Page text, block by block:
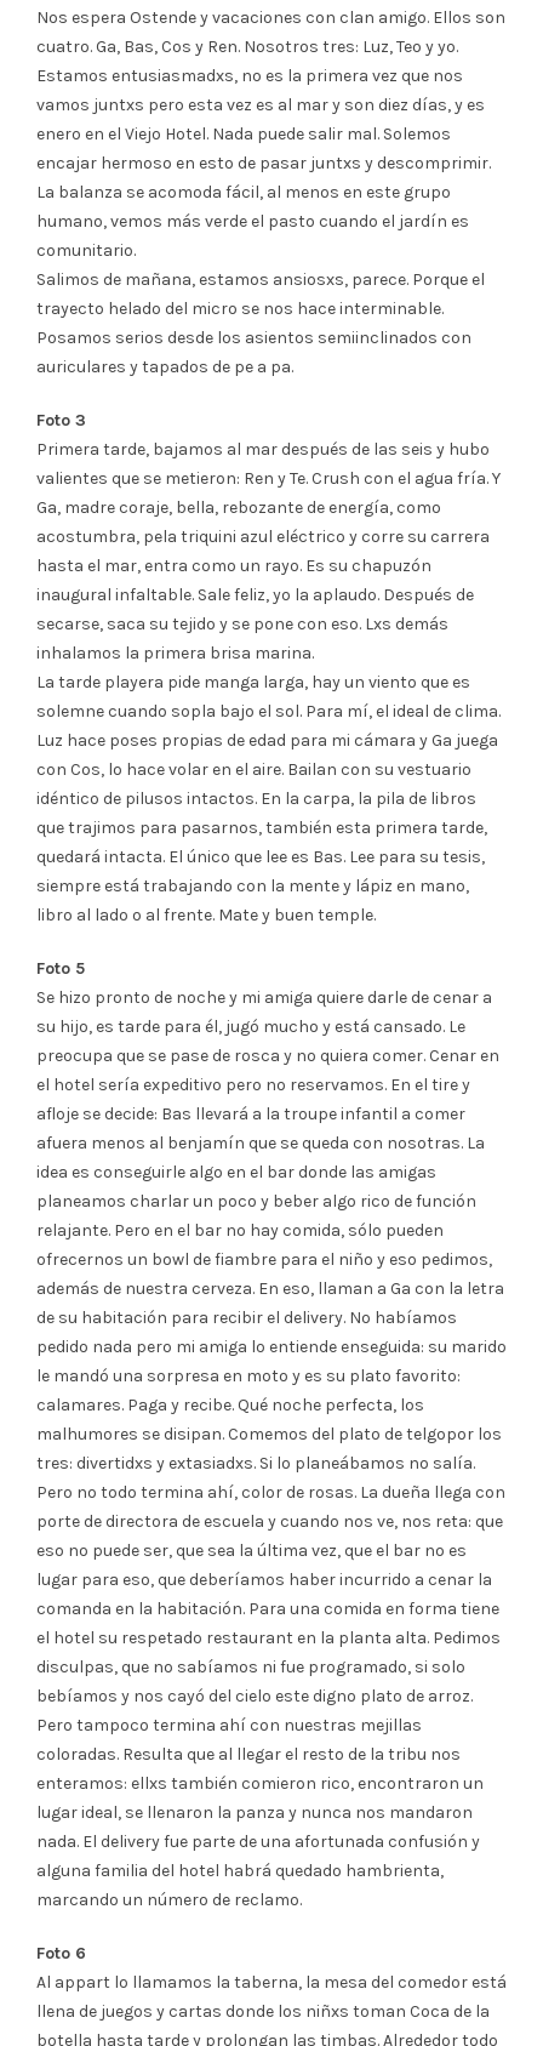
Nos espera Ostende y vacaciones con clan amigo. Ellos son
cuatro. Ga, Bas, Cos y Ren. Nosotros tres: Luz, Teo y yo.
Estamos entusiasmadxs, no es la primera vez que nos
vamos juntxs pero esta vez es al mar y son diez días, y es
enero en el Viejo Hotel. Nada puede salir mal. Solemos
encajar hermoso en esto de pasar juntxs y descomprimir.
La balanza se acomoda fácil, al menos en este grupo
humano, vemos más verde el pasto cuando el jardín es
comunitario.
Salimos de mañana, estamos ansiosxs, parece. Porque el
trayecto helado del micro se nos hace interminable.
Posamos serios desde los asientos semiinclinados con
auriculares y tapados de pe a pa.
Foto 3
Primera tarde, bajamos al mar después de las seis y hubo
valientes que se metieron: Ren y Te. Crush con el agua fría. Y
Ga, madre coraje, bella, rebozante de energía, como
acostumbra, pela triquini azul eléctrico y corre su carrera
hasta el mar, entra como un rayo. Es su chapuzón
inaugural infaltable. Sale feliz, yo la aplaudo. Después de
secarse, saca su tejido y se pone con eso. Lxs demás
inhalamos la primera brisa marina.
La tarde playera pide manga larga, hay un viento que es
solemne cuando sopla bajo el sol. Para mí, el ideal de clima.
Luz hace poses propias de edad para mi cámara y Ga juega
con Cos, lo hace volar en el aire. Bailan con su vestuario
idéntico de pilusos intactos. En la carpa, la pila de libros
que trajimos para pasarnos, también esta primera tarde,
quedará intacta. El único que lee es Bas. Lee para su tesis,
siempre está trabajando con la mente y lápiz en mano,
libro al lado o al frente. Mate y buen temple.
Foto 5
Se hizo pronto de noche y mi amiga quiere darle de cenar a
su hijo, es tarde para él, jugó mucho y está cansado. Le
preocupa que se pase de rosca y no quiera comer. Cenar en
el hotel sería expeditivo pero no reservamos. En el tire y
afloje se decide: Bas llevará a la troupe infantil a comer
afuera menos al benjamín que se queda con nosotras. La
idea es conseguirle algo en el bar donde las amigas
planeamos charlar un poco y beber algo rico de función
relajante. Pero en el bar no hay comida, sólo pueden
ofrecernos un bowl de fiambre para el niño y eso pedimos,
además de nuestra cerveza. En eso, llaman a Ga con la letra
de su habitación para recibir el delivery. No habíamos
pedido nada pero mi amiga lo entiende enseguida: su marido
le mandó una sorpresa en moto y es su plato favorito:
calamares. Paga y recibe. Qué noche perfecta, los
malhumores se disipan. Comemos del plato de telgopor los
tres: divertidxs y extasiadxs. Si lo planeábamos no salía.
Pero no todo termina ahí, color de rosas. La dueña llega con
porte de directora de escuela y cuando nos ve, nos reta: que
eso no puede ser, que sea la última vez, que el bar no es
lugar para eso, que deberíamos haber incurrido a cenar la
comanda en la habitación. Para una comida en forma tiene
el hotel su respetado restaurant en la planta alta. Pedimos
disculpas, que no sabíamos ni fue programado, si solo
bebíamos y nos cayó del cielo este digno plato de arroz.
Pero tampoco termina ahí con nuestras mejillas
coloradas. Resulta que al llegar el resto de la tribu nos
enteramos: ellxs también comieron rico, encontraron un
lugar ideal, se llenaron la panza y nunca nos mandaron
nada. El delivery fue parte de una afortunada confusión y
alguna familia del hotel habrá quedado hambrienta,
marcando un número de reclamo.
Foto 6
Al appart lo llamamos la taberna, la mesa del comedor está
llena de juegos y cartas donde los niñxs toman Coca de la
botella hasta tarde y prolongan las timbas. Alrededor todo